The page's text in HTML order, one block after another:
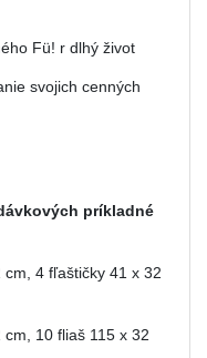
Fü! r dlhý život
svojich cenných
príkladné
4 fľaštičky 41 x 32
10 fliaš 115 x 32